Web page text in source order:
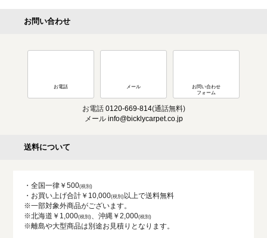
お問い合わせ
お電話 メール
お問い合わせ
フォーム
お電話 0120-669-814(通話無料)
メール info@bicklycarpet.co.jp
送料について
・全国一律￥500
・お買い上げ合計￥10,000
以上で送料無料
※一部対象外商品がございます。
※北海道￥1,000
、沖縄￥2,000
※離島や大型商品は別途お見積りとなります。